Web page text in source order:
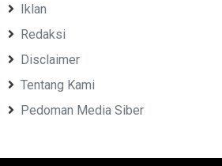
Iklan
Redaksi
Disclaimer
Tentang Kami
Pedoman Media Siber